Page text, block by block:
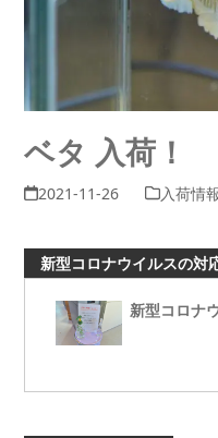
ベタ 入荷！
2021-11-26 入荷情
新型コロナウイルスの対
新型コロナ